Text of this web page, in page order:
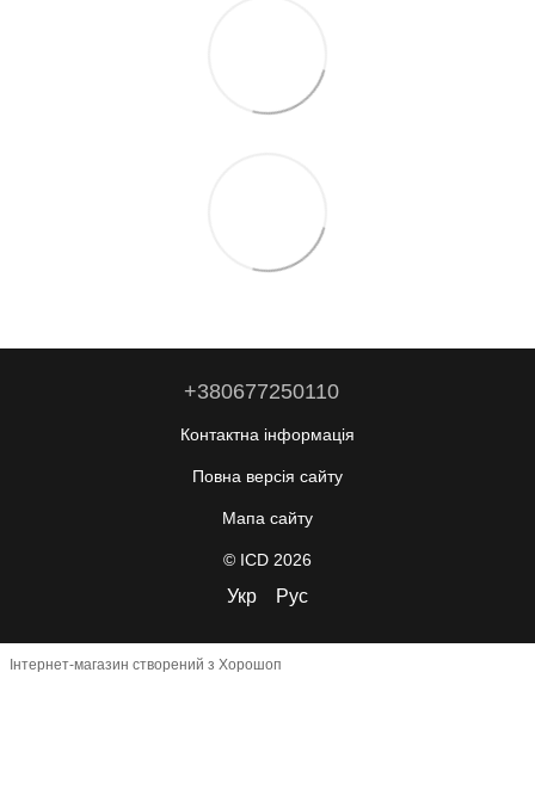
+380677250110
Контактна інформація
Повна версія сайту
Мапа сайту
© ICD 2026
Укр Рус
Інтернет-магазин створений з Хорошоп